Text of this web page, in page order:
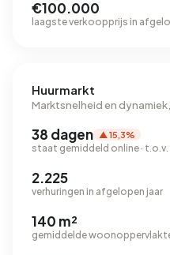
€100.000
laagste verkoopprijs in
Huurmarkt
Marktsnelheid en
38 dagen ▲ 15,3%
staat gemiddeld online · t.o.v.
2.225
verhuringen in afgelopen jaar
140 m²
gemiddelde